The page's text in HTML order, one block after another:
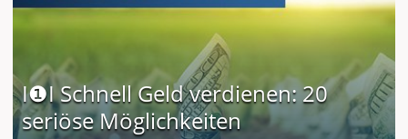
I❶I Schnell Geld verdienen: 20
seriöse Möglichkeiten